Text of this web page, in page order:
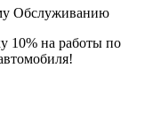
Обслуживанию
10% на работы по